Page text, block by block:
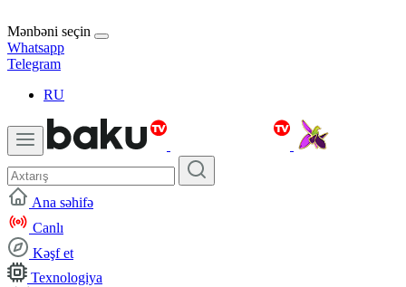
Mənbəni seçin
Whatsapp
Telegram
RU
Ana səhifə
Canlı
Kəşf et
Texnologiya